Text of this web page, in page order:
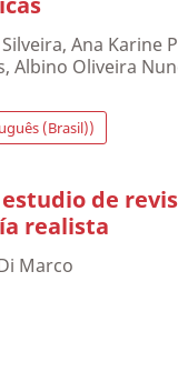
Ana Karine
Albino Oliveira
(Brasil))
de
realista
Marco